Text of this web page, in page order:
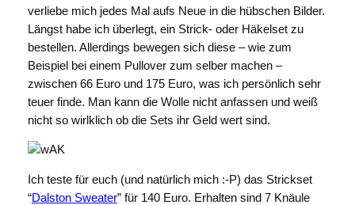
verliebe mich jedes Mal aufs Neue in die hübschen Bilder.
Längst habe ich überlegt, ein Strick- oder Häkelset zu
bestellen. Allerdings bewegen sich diese – wie zum
Beispiel bei einem Pullover zum selber machen –
zwischen 66 Euro und 175 Euro, was ich persönlich sehr
teuer finde. Man kann die Wolle nicht anfassen und weiß
nicht so wirlklich ob die Sets ihr Geld wert sind.
Ich teste für euch (und natürlich mich :-P) das Strickset
“Dalston Sweater” für 140 Euro. Erhalten sind 7 Knäule